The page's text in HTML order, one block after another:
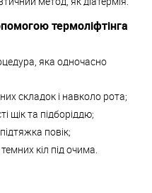
термоліфтінга
яка одночасно
складок і навколо рота;
щік та підборіддю;
повік;
кіл під очима.